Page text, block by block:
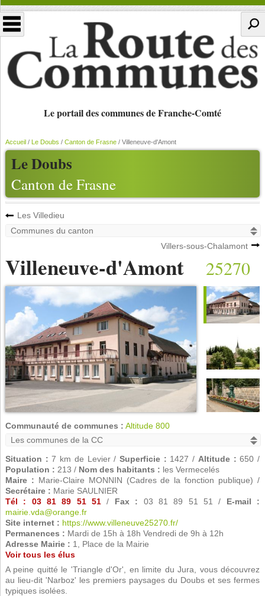
Le portail des communes de Franche-Comté
Le Doubs
Canton de Frasne
Accueil/ Le Doubs / Canton de Frasne/ Villeneuve-d'Amont
Les Villedieu
Villers-sous-Chalamont
Villeneuve-d'Amont 25270
Communauté de communes : Altitude 800
Situation : 7 km de Levier /Superficie : 1427 / Altitude : 650 /
Population : 213 / Nom des habitants : les Vermecelés
Maire : Marie-Claire MONNIN (Cadres de la fonction publique) /
Secrétaire : Marie SAULNIER
Tél : 03 81 89 51 51 / Fax : 03 81 89 51 51 / E-mail :
mairie.vda@orange.fr
Site internet : https://www.villeneuve25270.fr/
Permanences : Mardi de 15h à 18h Vendredi de 9h à 12h
Adresse Mairie : 1, Place de la Mairie
Voir tous les élus
A peine quitté le 'Triangle d'Or', en limite du Jura, vous découvrez
au lieu-dit 'Narboz' les premiers paysages du Doubs et ses fermes
typiques isolées.